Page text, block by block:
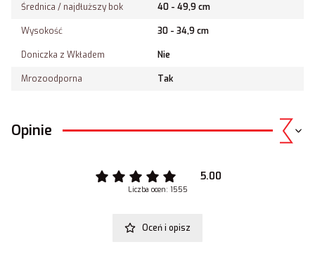
Średnica / najdłuższy bok 40 - 49,9 cm
Wysokość 30 - 34,9 cm
Doniczka z Wkładem Nie
Mrozoodporna Tak
Opinie
5.00
Liczba ocen: 1555
Oceń i opisz